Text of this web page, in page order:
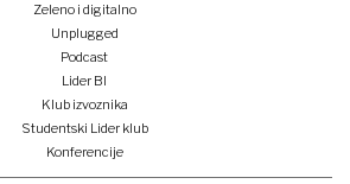
Zeleno i digitalno
Unplugged
Podcast
Lider BI
Klub izvoznika
Studentski Lider klub
Konferencije